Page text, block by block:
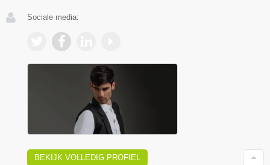
Sociale media:
BEKIJK VOLLEDIG PROFIEL